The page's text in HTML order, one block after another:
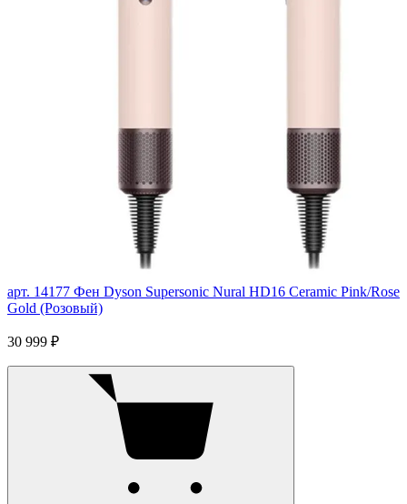
арт. 14177 Фен Dyson Supersonic Nural HD16 Ceramic Pink/Rose
Gold (Розовый)
30 999 ₽